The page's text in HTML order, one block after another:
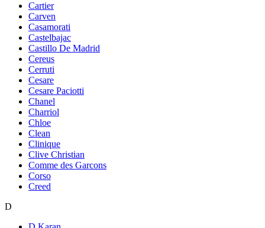
Cartier
Carven
Casamorati
Castelbajac
Castillo De Madrid
Cereus
Cerruti
Cesare
Cesare Paciotti
Chanel
Charriol
Chloe
Clean
Clinique
Clive Christian
Comme des Garcons
Corso
Creed
D